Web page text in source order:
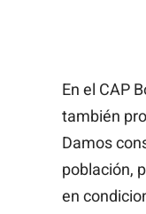
En el CAP
también
Damos
población,
en